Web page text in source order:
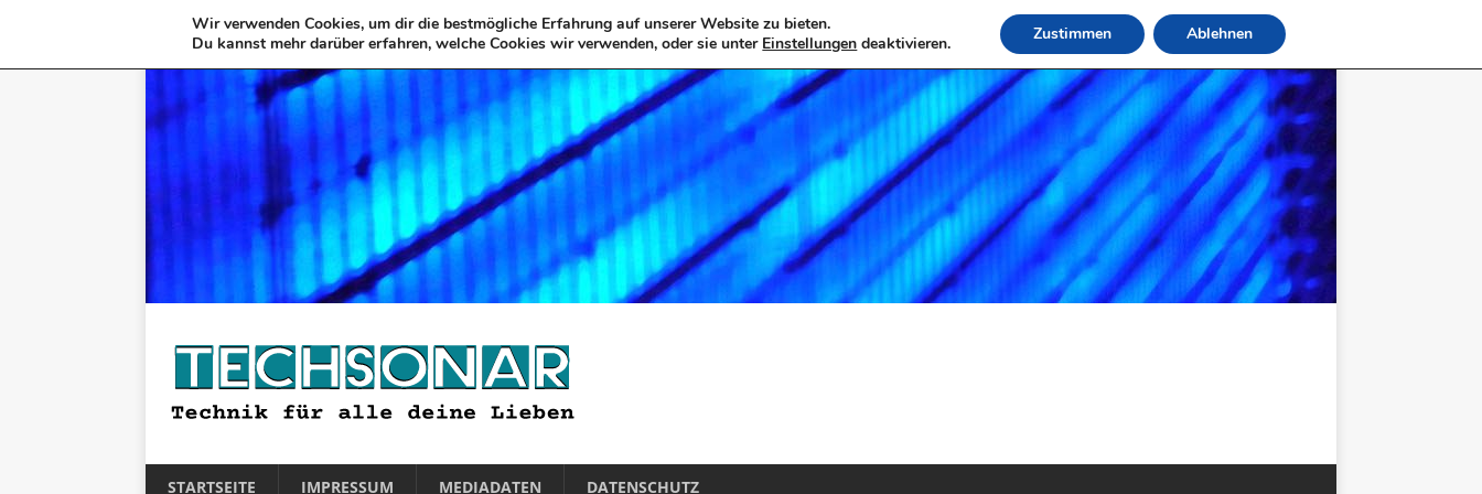
STARTSEITE IMPRESSUM MEDIADATEN DATENSCHUTZ
Wir verwenden Cookies, um dir die bestmögliche Erfahrung auf unserer Website zu bieten.
Du kannst mehr darüber erfahren, welche Cookies wir verwenden, oder sie unter Einstellungen deaktivieren. Zustimmen Ablehnen